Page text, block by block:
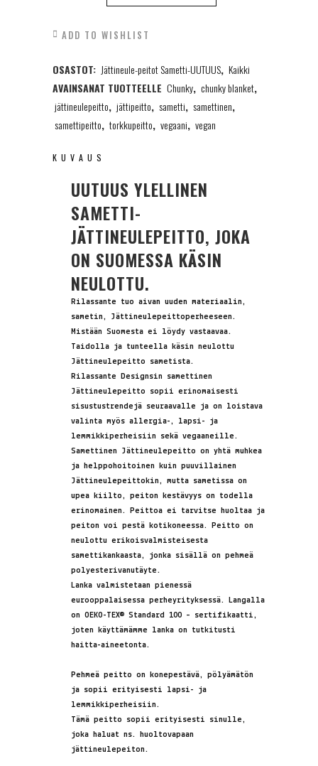
beige,
75x110cm
quantity
ADD TO WISHLIST
OSASTOT: Jättineule-peitot Sametti-UUTUUS, Kaikki
AVAINSANAT TUOTTEELLE Chunky, chunky blanket,
jättineulepeitto, jättipeitto, sametti, samettinen,
samettipeitto, torkkupeitto, vegaani, vegan
KUVAUS
UUTUUS YLELLINEN
SAMETTI-
JÄTTINEULEPEITTO, JOKA
ON SUOMESSA KÄSIN
NEULOTTU.
Rilassante tuo aivan uuden materiaalin,
sametin, Jättineulepeittoperheeseen.
Mistään Suomesta ei löydy vastaavaa.
Taidolla ja tunteella käsin neulottu
Jättineulepeitto sametista.
Rilassante Designsin samettinen
Jättineulepeitto sopii erinomaisesti
sisustustrendejä seuraavalle ja on loistava
valinta myös allergia-, lapsi- ja
lemmikkiperheisiin sekä vegaaneille.
Samettinen Jättineulepeitto on yhtä muhkea
ja helppohoitoinen kuin puuvillainen
Jättineulepeittokin, mutta sametissa on
upea kiilto, peiton kestävyys on todella
erinomainen. Peittoa ei tarvitse huoltaa ja
peiton voi pestä kotikoneessa. Peitto on
neulottu erikoisvalmisteisesta
samettikankaasta, jonka sisällä on pehmeä
polyesterivanutäyte.
Lanka valmistetaan pienessä
eurooppalaisessa perheyrityksessä. Langalla
on OEKO-TEX® Standard 100 – sertifikaatti,
joten käyttämämme lanka on tutkitusti
haitta-aineetonta.
Pehmeä peitto on konepestävä, pölyämätön
ja sopii erityisesti lapsi- ja
lemmikkiperheisiin.
Tämä peitto sopii erityisesti sinulle,
joka haluat ns. huoltovapaan
jättineulepeiton.